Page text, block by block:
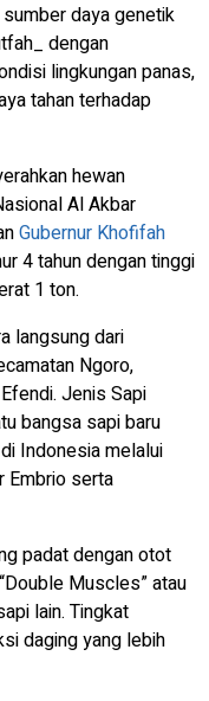
daya genetik
dengan
lingkungan panas,
tahan terhadap
hewan
Al Akbar
Gubernur Khofifah
4 tahun dengan tinggi
1 ton.
langsung dari
Ngoro,
Jenis Sapi
bangsa sapi baru
Indonesia melalui
Embrio serta
padat dengan otot
Muscles” atau
lain. Tingkat
daging yang lebih